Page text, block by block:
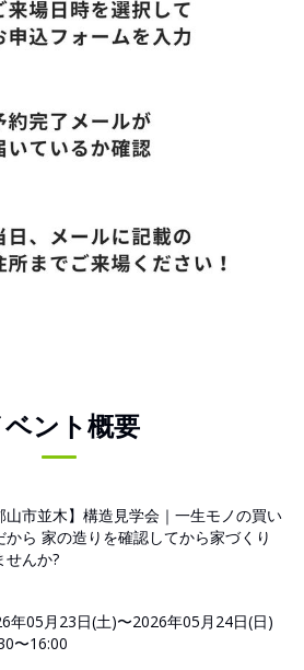
ント概要
山市並木】構造見学会｜一生モノの買い
から 家の造りを確認してから家づくり
せんか?
年05月23日(土)〜2026年05月24日(日)
〜16:00